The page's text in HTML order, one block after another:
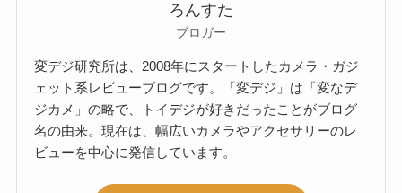
ろんすた
ブロガー
変デジ研究所は、2008年にスタートしたカメラ・ガジ
ェット系レビューブログです。「変デジ」は「変なデ
ジカメ」の略で、トイデジが好きだったことがブログ
名の由来。現在は、幅広いカメラやアクセサリーのレ
ビューを中心に発信しています。